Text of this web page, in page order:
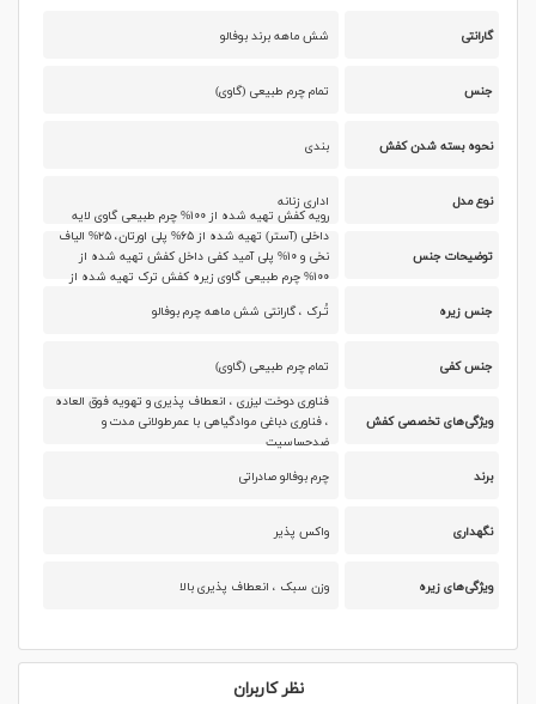
گارانتی شش ماهه برند بوفالو
جنس تمام چرم طبیعی (گاوی)
نحوه بسته شدن کفش بندی
نوع مدل اداری زنانه
توضیحات جنس
رویه کفش تهیه شده از ۱۰۰% چرم طبیعی گاوی لایه
داخلی (آستر) تهیه شده از ۶۵% پلی اورتان، ۲۵% الیاف
نخی و ۱۰% پلی آمید کفی داخل کفش تهیه شده از
۱۰۰% چرم طبیعی گاوی زیره کفش ترک تهیه شده از
جنس زیره تُـرک ، گارانتی شش ماهه چرم بوفالو
جنس کفی تمام چرم طبیعی (گاوی)
ویژگی‌های تخصصی کفش
فناوری دوخت لیزری ، انعطاف پذیری و تهویه فوق العاده
، فناوری دباغی موادگیاهی با عمرطولانی مدت و
ضدحساسیت
برند
چرم بوفالو صادراتی
نگهداری واکس پذیر
ویژگی‌های زیره وزن سبک ، انعطاف پذیری بالا
نظر کاربران